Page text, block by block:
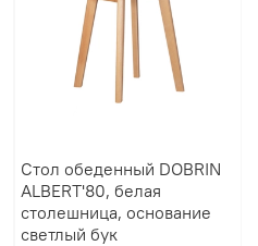
Стол обеденный DOBRIN
ALBERT'80, белая
столешница, основание
светлый бук